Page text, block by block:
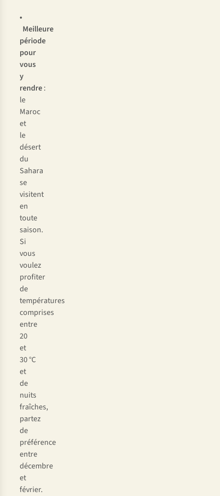
•
Meilleure
période
pour
vous
y
rendre:
le
Maroc
et
le
désert
du
Sahara
se
visitent
en
toute
saison.
Si
vous
voulez
profiter
de
températures
comprises
entre
20
et
30 °C
et
de
nuits
fraîches,
partez
de
préférence
entre
décembre
et
février.